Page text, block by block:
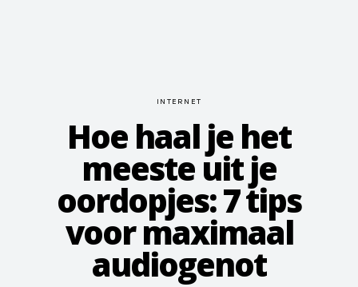
INTERNET
Hoe haal je het
meeste uit je
oordopjes: 7 tips
voor maximaal
audiogenot